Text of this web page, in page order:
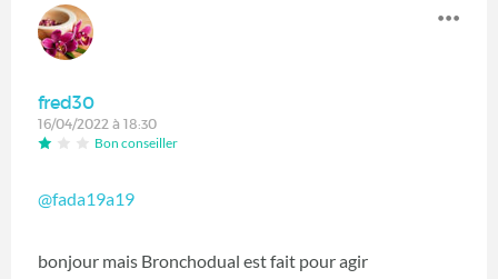
fred30
16/04/2022 à 18:30
Bon conseiller
@fada19a19
bonjour mais Bronchodual est fait pour agir